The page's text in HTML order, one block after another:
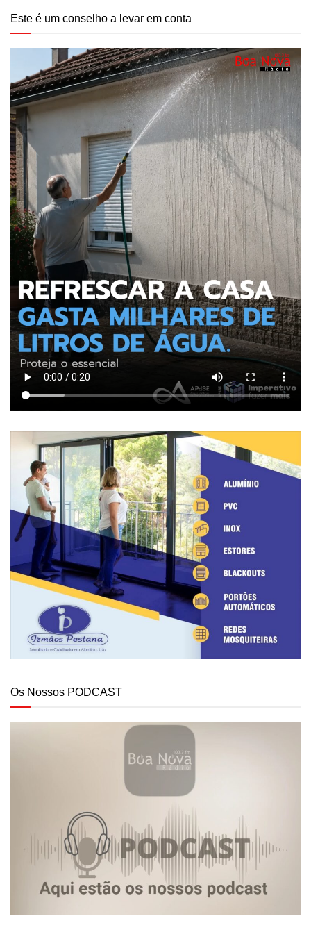
Este é um conselho a levar em conta
Os Nossos PODCAST